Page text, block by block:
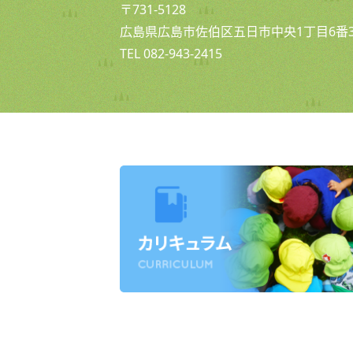
〒731-5128
広島県広島市佐伯区五日市中央1丁目6番
TEL 082-943-2415